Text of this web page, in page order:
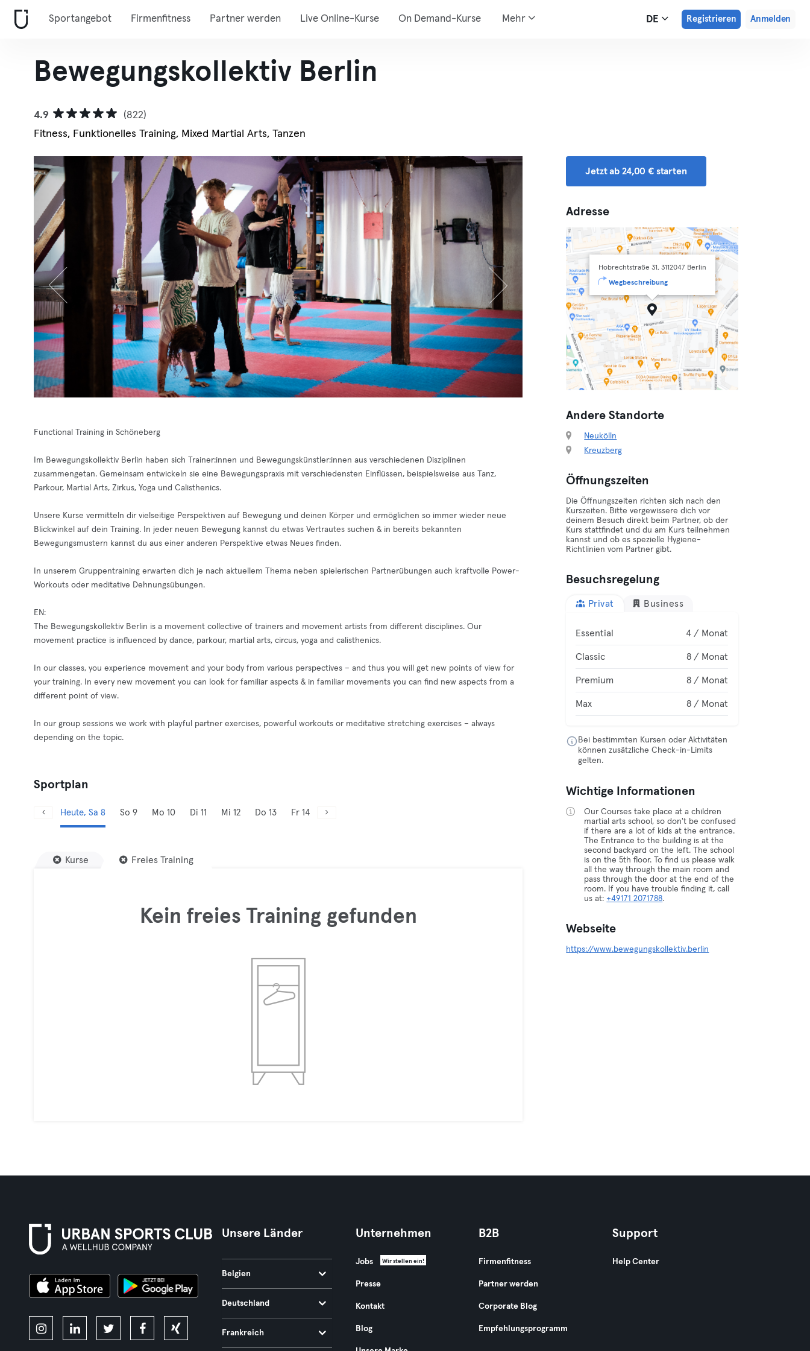
Sportangebot Firmenfitness Partner werden Live Online-Kurse On Demand-Kurse Mehr DE Registrieren Anmelden
Bewegungskollektiv Berlin
4.9
(822)
Fitness, Funktionelles Training, Mixed Martial Arts, Tanzen
Functional Training in Schöneberg
Im Bewegungskollektiv Berlin haben sich Trainer:innen und Bewegungskünstler:innen aus verschiedenen Disziplinen
zusammengetan. Gemeinsam entwickeln sie eine Bewegungspraxis mit verschiedensten Einflüssen, beispielsweise aus Tanz,
Parkour, Martial Arts, Zirkus, Yoga und Calisthenics.
Unsere Kurse vermitteln dir vielseitige Perspektiven auf Bewegung und deinen Körper und ermöglichen so immer wieder neue
Blickwinkel auf dein Training. In jeder neuen Bewegung kannst du etwas Vertrautes suchen & in bereits bekannten
Bewegungsmustern kannst du aus einer anderen Perspektive etwas Neues finden.
In unserem Gruppentraining erwarten dich je nach aktuellem Thema neben spielerischen Partnerübungen auch kraftvolle Power-
Workouts oder meditative Dehnungsübungen.
EN:
The Bewegungskollektiv Berlin is a movement collective of trainers and movement artists from different disciplines. Our
movement practice is influenced by dance, parkour, martial arts, circus, yoga and calisthenics.
In our classes, you experience movement and your body from various perspectives – and thus you will get new points of view for
your training. In every new movement you can look for familiar aspects & in familiar movements you can find new aspects from a
different point of view.
In our group sessions we work with playful partner exercises, powerful workouts or meditative stretching exercises – always
depending on the topic.
Sportplan
Heute, Sa 8 So 9 Mo 10 Di 11 Mi 12 Do 13 Fr 14
Kurse Freies Training
Kein freies Training gefunden
Jetzt ab 24,00 € starten
Adresse
Hobrechtstraße 31, 3112047 Berlin
Wegbeschreibung
Andere Standorte
Neukölln
Kreuzberg
Öffnungszeiten
Die Öffnungszeiten richten sich nach den
Kurszeiten. Bitte vergewissere dich vor
deinem Besuch direkt beim Partner, ob der
Kurs stattfindet und du am Kurs teilnehmen
kannst und ob es spezielle Hygiene-
Richtlinien vom Partner gibt.
Besuchsregelung
Privat Business
Essential 4 / Monat
Classic 8 / Monat
Premium 8 / Monat
Max 8 / Monat
Bei bestimmten Kursen oder Aktivitäten
können zusätzliche Check-in-Limits
gelten.
Wichtige Informationen
Our Courses take place at a children
martial arts school, so don't be confused
if there are a lot of kids at the entrance.
The Entrance to the building is at the
second backyard on the left. The school
is on the 5th floor. To find us please walk
all the way through the main room and
pass through the door at the end of the
room. If you have trouble finding it, call
us at: +49171 2071788.
Webseite
https://www.bewegungskollektiv.berlin
Unsere Länder
Belgien
Deutschland
Frankreich
Unternehmen
Jobs Wir stellen ein!
Presse
Kontakt
Blog
B2B
Firmenfitness
Partner werden
Corporate Blog
Empfehlungsprogramm
Support
Help Center